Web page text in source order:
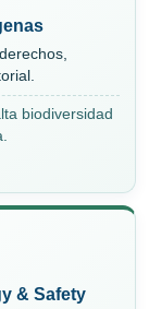
derechos,
biodiversidad
& Safety